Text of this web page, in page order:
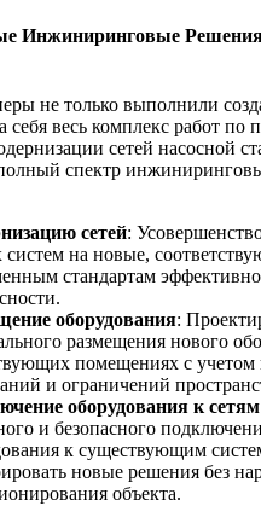
Инжиниринговые
не только выполнили
себя весь комплекс работ по
сетей насосной
спектр
сетей:
систем на новые,
стандартам
оборудования:
размещения нового
помещениях с учетом
и ограничений
оборудования к сетям
и безопасного
к существующим
новые решения без
объекта.